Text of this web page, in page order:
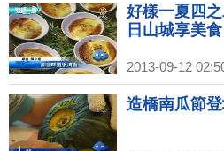
好樣一夏四
日山城享美食
2013-09-12
造橋南瓜節